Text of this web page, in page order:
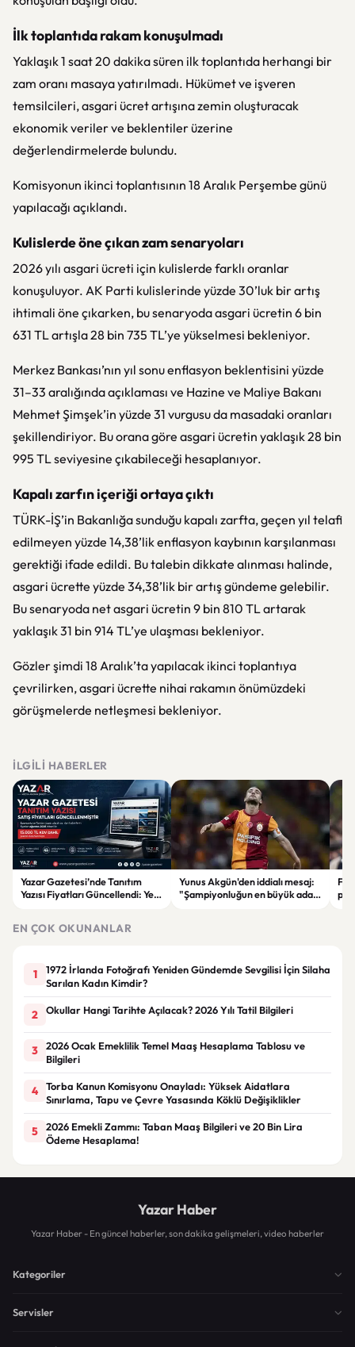
İlk toplantıda rakam konuşulmadı
Yaklaşık 1 saat 20 dakika süren ilk toplantıda herhangi bir
zam oranı masaya yatırılmadı. Hükümet ve işveren
temsilcileri, asgari ücret artışına zemin oluşturacak
ekonomik veriler ve beklentiler üzerine
değerlendirmelerde bulundu.
Komisyonun ikinci toplantısının 18 Aralık Perşembe günü
yapılacağı açıklandı.
Kulislerde öne çıkan zam senaryoları
2026 yılı asgari ücreti için kulislerde farklı oranlar
konuşuluyor. AK Parti kulislerinde yüzde 30’luk bir artış
ihtimali öne çıkarken, bu senaryoda asgari ücretin 6 bin
631 TL artışla 28 bin 735 TL’ye yükselmesi bekleniyor.
Merkez Bankası’nın yıl sonu enflasyon beklentisini yüzde
31–33 aralığında açıklaması ve Hazine ve Maliye Bakanı
Mehmet Şimşek’in yüzde 31 vurgusu da masadaki oranları
şekillendiriyor. Bu orana göre asgari ücretin yaklaşık 28 bin
995 TL seviyesine çıkabileceği hesaplanıyor.
Kapalı zarfın içeriği ortaya çıktı
TÜRK-İŞ’in Bakanlığa sunduğu kapalı zarfta, geçen yıl telafi
edilmeyen yüzde 14,38’lik enflasyon kaybının karşılanması
gerektiği ifade edildi. Bu talebin dikkate alınması halinde,
asgari ücrette yüzde 34,38’lik bir artış gündeme gelebilir.
Bu senaryoda net asgari ücretin 9 bin 810 TL artarak
yaklaşık 31 bin 914 TL’ye ulaşması bekleniyor.
Gözler şimdi 18 Aralık’ta yapılacak ikinci toplantıya
çevrilirken, asgari ücrette nihai rakamın önümüzdeki
görüşmelerde netleşmesi bekleniyor.
İLGILI HABERLER
Yazar Gazetesi’nde Tanıtım
Yazısı Fiyatları Güncellendi: Yeni
Yunus Akgün'den iddialı mesaj:
"Şampiyonluğun en büyük adayı
EN ÇOK OKUNANLAR
1
1972 İrlanda Fotoğrafı Yeniden Gündemde Sevgilisi İçin Silaha
Sarılan Kadın Kimdir?
2 Okullar Hangi Tarihte Açılacak? 2026 Yılı Tatil Bilgileri
3
2026 Ocak Emeklilik Temel Maaş Hesaplama Tablosu ve
Bilgileri
4
Torba Kanun Komisyonu Onayladı: Yüksek Aidatlara
Sınırlama, Tapu ve Çevre Yasasında Köklü Değişiklikler
5
2026 Emekli Zammı: Taban Maaş Bilgileri ve 20 Bin Lira
Ödeme Hesaplama!
Yazar Haber
Yazar Haber - En güncel haberler, son dakika gelişmeleri, video haberler
Kategoriler
Servisler